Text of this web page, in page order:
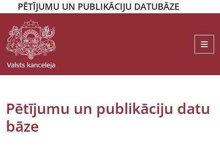
PĒTĪJUMU UN PUBLIKĀCIJU DATUBĀZE
Pētījumu un publikāciju datu
bāze